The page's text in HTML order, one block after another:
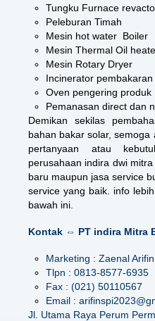
Tungku Furnace
Peleburan Timah
Mesin hot water Boiler
Mesin Thermal Oil
Mesin Rotary Dryer
Incinerator pembakaran
Oven pengering produk
Pemanasan direct dan
Demikan sekilas
bahan bakar solar, semoga
pertanyaan atau
perusahaan indira dwi
baru maupun jasa service
service yang baik. info
bawah ini.
Kontak ⇔ PT indira Mitra
Marketing : Zaenal Arifin
Tlpn : 0813-8577-6935
Fax : (021) 50110567
Email :
Jl. Utama Raya Perum